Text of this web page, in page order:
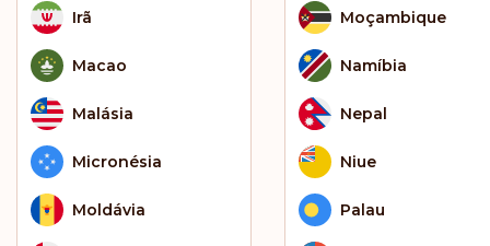
Irã
Macao
Malásia
Micronésia
Moldávia
Moçambique
Namíbia
Nepal
Niue
Palau